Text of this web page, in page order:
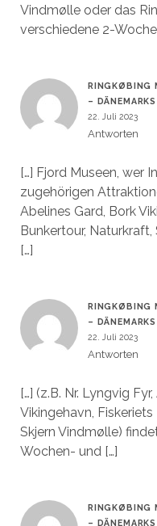
Vindmølle oder das
verschiedene 2-
RINGKØBING
–
22. Juli 2023
Antworten
[…] Fjord Museen, wer
zugehörigen
Abelines Gard, Bork
Bunkertour,
[…]
RINGKØBING
–
22. Juli 2023
Antworten
[…] (z.B. Nr. Lyngvig
Vikingehavn,
Skjern Vindmølle)
Wochen- und […]
RINGKØBING
–